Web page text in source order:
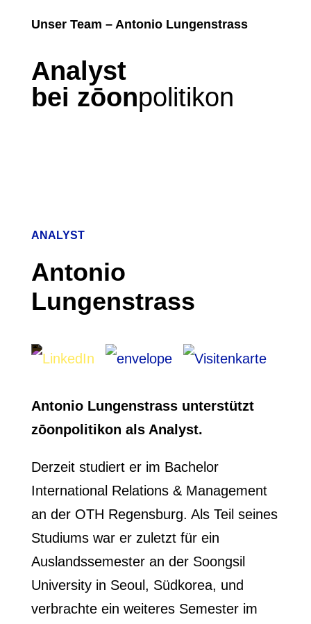
Unser Team – Antonio Lungenstrass
Analyst
bei zōonpolitikon
ANALYST
Antonio
Lungenstrass
Antonio Lungenstrass unterstützt
zōonpolitikon als Analyst.
Derzeit studiert er im Bachelor
International Relations & Management
an der OTH Regensburg. Als Teil seines
Studiums war er zuletzt für ein
Auslandssemester an der Soongsil
University in Seoul, Südkorea, und
verbrachte ein weiteres Semester im